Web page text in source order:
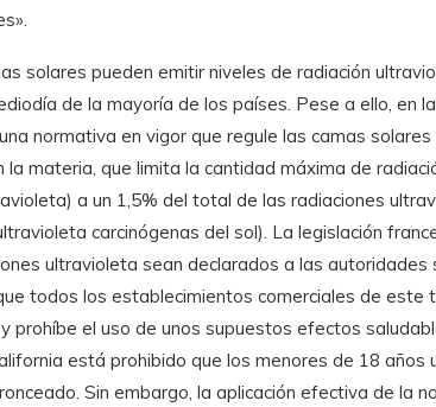
solares pueden emitir niveles de radiación
de la mayoría de los países. Pese a ello, en
normativa en vigor que regule las camas
la materia, que limita la cantidad máxima de
a un 1,5% del total de las radiaciones
carcinógenas del sol). La legislación
ultravioleta sean declarados a las
todos los establecimientos comerciales de este
prohíbe el uso de unos supuestos efectos
está prohibido que los menores de 18 años
Sin embargo, la aplicación efectiva de la